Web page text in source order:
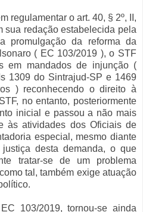
regulamentar o art. 40, § 2º, II,
sua redação estabelecida pela
promulgação da reforma da
( EC 103/2019 ), o STF
em mandados de injunção (
1309 do Sintrajud-SP e 1469
) reconhecendo o direito à
no entanto, posteriormente
inicial e passou a não mais
às atividades dos Oficiais de
especial, mesmo diante
desta demanda, o que
tratar-se de um problema
tal, também exige atuação
103/2019, tornou-se ainda